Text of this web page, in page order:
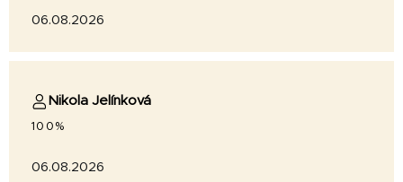
06.08.2026
Nikola Jelínková
100%
06.08.2026